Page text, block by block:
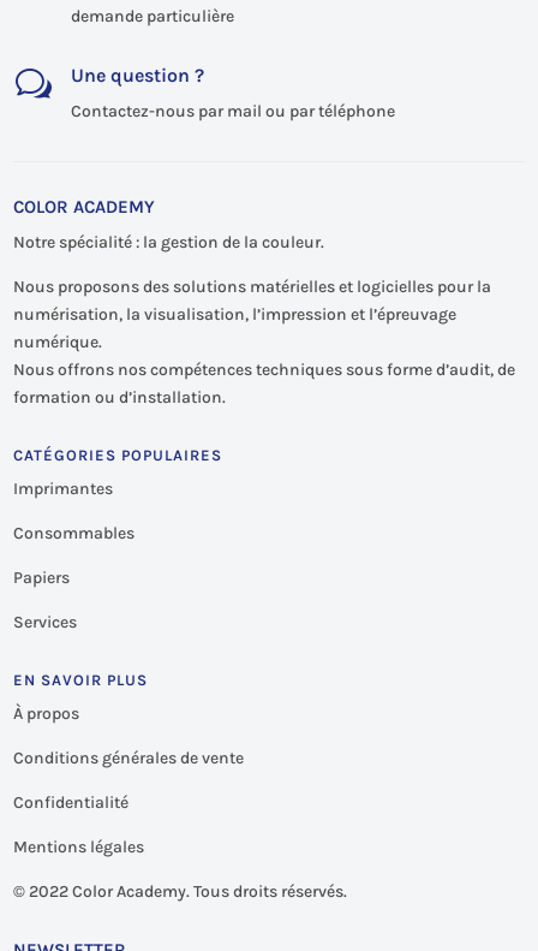
demande particulière
w Une question ?
Contactez-nous par mail ou par téléphone
COLOR ACADEMY
Notre spécialité : la gestion de la couleur.
Nous proposons des solutions matérielles et logicielles pour la
numérisation, la visualisation, l’impression et l’épreuvage
numérique.
Nous offrons nos compétences techniques sous forme d’audit, de
formation ou d’installation.
CATÉGORIES POPULAIRES
Imprimantes
Consommables
Papiers
Services
EN SAVOIR PLUS
À propos
Conditions générales de vente
Confidentialité
Mentions légales
© 2022 Color Academy. Tous droits réservés.